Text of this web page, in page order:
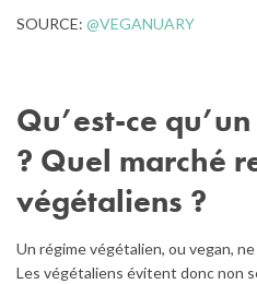
SOURCE: @VEGANUARY
Qu’est-ce
? Quel marché
végétaliens ?
Un régime végétalien, ou vegan,
Les végétaliens évitent donc non